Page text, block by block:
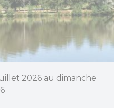
BOUGER
A voir, à faire
2026 au dimanche